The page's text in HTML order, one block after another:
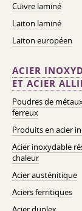
Cuivre laminé
Laiton laminé
Laiton européen
ACIER
ET ACIER
Poudres de
ferreux
Produits en acier
Acier inoxydable
chaleur
Acier austénitique
Aciers ferritiques